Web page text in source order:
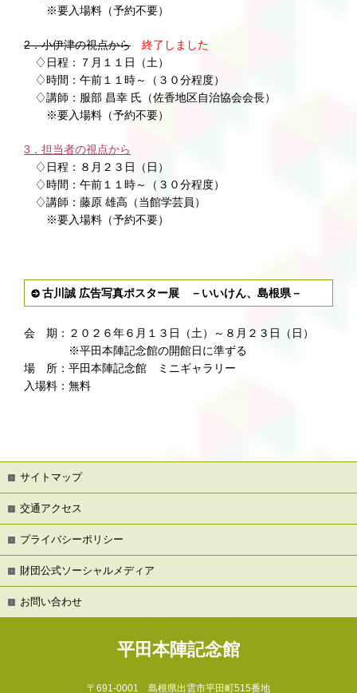
※要入場料（予約不要）
2．小伊津の視点から
終了しました
♢日程：７月１１日（土）
♢時間：午前１１時～（３０分程度）
♢講師：服部 昌幸 氏（佐香地区自治協会会長）
※要入場料（予約不要）
3．担当者の視点から
♢日程：８月２３日（日）
♢時間：午前１１時～（３０分程度）
♢講師：藤原 雄高（当館学芸員）
※要入場料（予約不要）
古川誠 広告写真ポスター展 －いいけん、島根県－
会 期：２０２６年６月１３日（土）～８月２３日（日）
※平田本陣記念館の開館日に準ずる
場 所：平田本陣記念館 ミニギャラリー
入場料：無料
サイトマップ
交通アクセス
プライバシーポリシー
財団公式ソーシャルメディア
お問い合わせ
平田本陣記念館
〒691-0001 島根県出雲市平田町515番地